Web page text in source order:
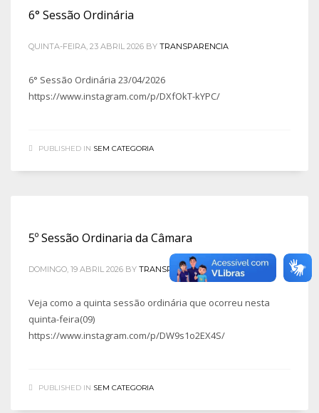
6° Sessão Ordinária
QUINTA-FEIRA, 23 ABRIL 2026 BY TRANSPARENCIA
6° Sessão Ordinária 23/04/2026
https://www.instagram.com/p/DXfOkT-kYPC/
PUBLISHED IN SEM CATEGORIA
5º Sessão Ordinaria da Câmara
DOMINGO, 19 ABRIL 2026 BY TRANSPARENCIA
Veja como a quinta sessão ordinária que ocorreu nesta
quinta-feira(09)
https://www.instagram.com/p/DW9s1o2EX4S/
PUBLISHED IN SEM CATEGORIA